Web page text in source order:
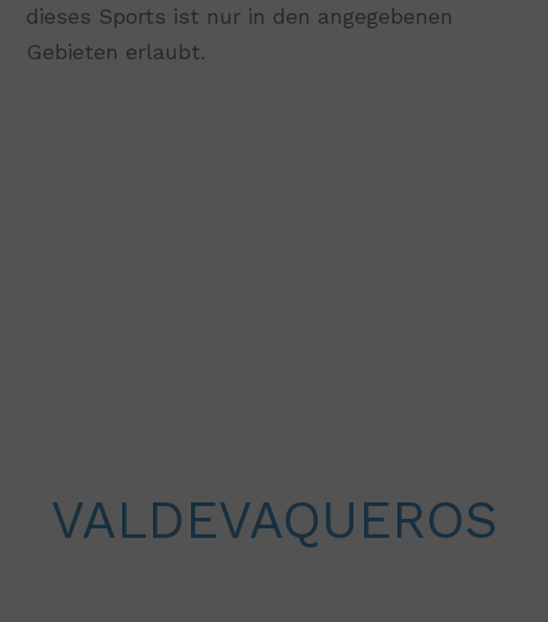
dieses Sports ist nur in den angegebenen
Gebieten erlaubt.
VALDEVAQUEROS